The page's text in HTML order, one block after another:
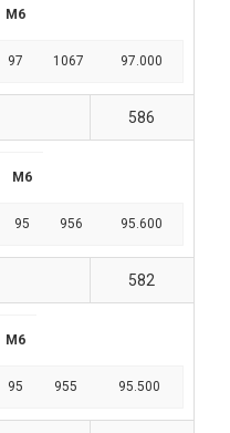
M6
97 1067 97.000
586
M6
95 956 95.600
582
M6
95 955 95.500